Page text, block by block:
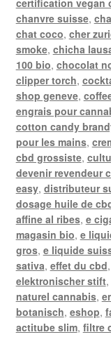
chanvre suisse,
chat coco, cher
smoke, chicha
100 bio, chocolat
clipper torch,
shop geneve,
engrais pour
cotton candy
pour les mains,
cbd grossiste,
devenir revendeur
easy, distributeur
dosage huile de
affine al ribes, e
magasin bio, e
gros, e liquide
sativa, effet du cbd,
elektronischer stift,
naturel cannabis,
botanisch, eshop,
actitube slim, filtre